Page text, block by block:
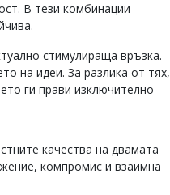
В тези комбинации
стимулираща връзка.
на идеи. За разлика от тях,
ги прави изключително
качества на двамата
компромис и взаимна